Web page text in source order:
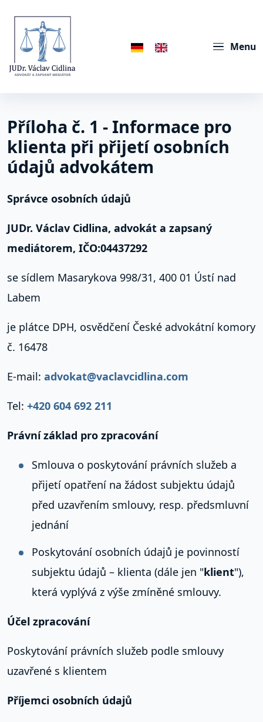
Menu
Příloha č. 1 - Informace pro
klienta při přijetí osobních
údajů advokátem
Správce osobních údajů
JUDr. Václav Cidlina, advokát a zapsaný
mediátorem, IČO:04437292
se sídlem Masarykova 998/31, 400 01 Ústí nad
Labem
je plátce DPH, osvědčení České advokátní komory
č. 16478
E-mail: advokat@vaclavcidlina.com
Tel: +420 604 692 211
Právní základ pro zpracování
Smlouva o poskytování právních služeb a
přijetí opatření na žádost subjektu údajů
před uzavřením smlouvy, resp. předsmluvní
jednání
Poskytování osobních údajů je povinností
subjektu údajů – klienta (dále jen "klient"),
která vyplývá z výše zmíněné smlouvy.
Účel zpracování
Poskytování právních služeb podle smlouvy
uzavřené s klientem
Příjemci osobních údajů